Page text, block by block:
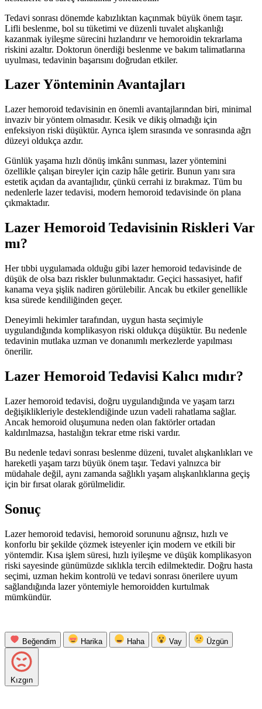
Tedavi sonrası dönemde kabızlıktan kaçınmak büyük önem taşır.
Lifli beslenme, bol su tüketimi ve düzenli tuvalet alışkanlığı
kazanmak iyileşme sürecini hızlandırır ve hemoroidin tekrarlama
riskini azaltır. Doktorun önerdiği beslenme ve bakım talimatlarına
uyulması, tedavinin başarısını doğrudan etkiler.
Lazer Yönteminin Avantajları
Lazer hemoroid tedavisinin en önemli avantajlarından biri, minimal
invaziv bir yöntem olmasıdır. Kesik ve dikiş olmadığı için
enfeksiyon riski düşüktür. Ayrıca işlem sırasında ve sonrasında ağrı
düzeyi oldukça azdır.
Günlük yaşama hızlı dönüş imkânı sunması, lazer yöntemini
özellikle çalışan bireyler için cazip hâle getirir. Bunun yanı sıra
estetik açıdan da avantajlıdır, çünkü cerrahi iz bırakmaz. Tüm bu
nedenlerle lazer tedavisi, modern hemoroid tedavisinde ön plana
çıkmaktadır.
Lazer Hemoroid Tedavisinin Riskleri Var
mı?
Her tıbbi uygulamada olduğu gibi lazer hemoroid tedavisinde de
düşük de olsa bazı riskler bulunmaktadır. Geçici hassasiyet, hafif
kanama veya şişlik nadiren görülebilir. Ancak bu etkiler genellikle
kısa sürede kendiliğinden geçer.
Deneyimli hekimler tarafından, uygun hasta seçimiyle
uygulandığında komplikasyon riski oldukça düşüktür. Bu nedenle
tedavinin mutlaka uzman ve donanımlı merkezlerde yapılması
önerilir.
Lazer Hemoroid Tedavisi Kalıcı mıdır?
Lazer hemoroid tedavisi, doğru uygulandığında ve yaşam tarzı
değişiklikleriyle desteklendiğinde uzun vadeli rahatlama sağlar.
Ancak hemoroid oluşumuna neden olan faktörler ortadan
kaldırılmazsa, hastalığın tekrar etme riski vardır.
Bu nedenle tedavi sonrası beslenme düzeni, tuvalet alışkanlıkları ve
hareketli yaşam tarzı büyük önem taşır. Tedavi yalnızca bir
müdahale değil, aynı zamanda sağlıklı yaşam alışkanlıklarına geçiş
için bir fırsat olarak görülmelidir.
Sonuç
Lazer hemoroid tedavisi, hemoroid sorununu ağrısız, hızlı ve
konforlu bir şekilde çözmek isteyenler için modern ve etkili bir
yöntemdir. Kısa işlem süresi, hızlı iyileşme ve düşük komplikasyon
riski sayesinde günümüzde sıklıkla tercih edilmektedir. Doğru hasta
seçimi, uzman hekim kontrolü ve tedavi sonrası önerilere uyum
sağlandığında lazer yöntemiyle hemoroidden kurtulmak
mümkündür.
Beğendim Harika Haha Vay Üzgün
Kızgın